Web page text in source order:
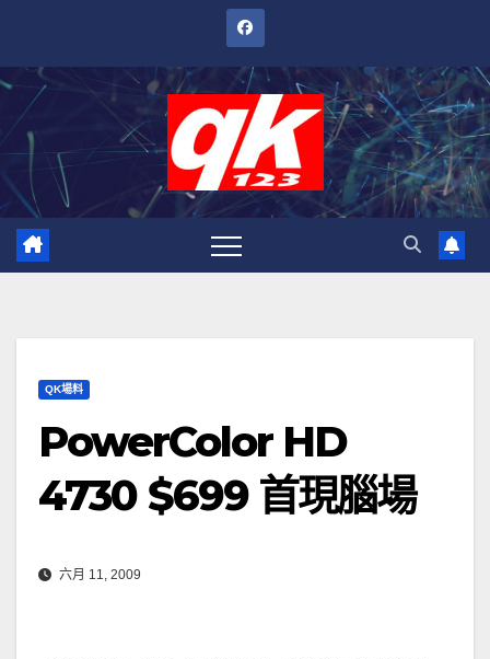
內
QK場料
PowerColor HD
4730 $699 首現腦場
六月 11, 2009